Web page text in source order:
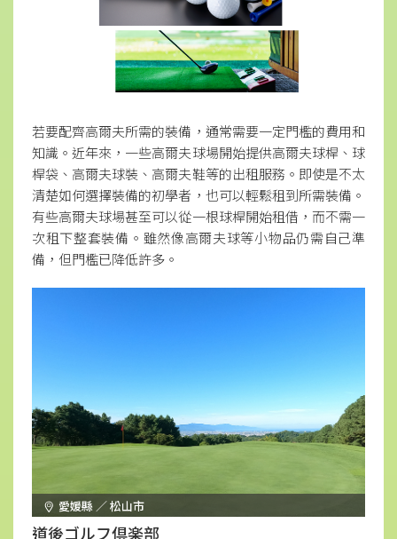
若要配齊高爾夫所需的裝備，通常需要一定門檻的費用和
知識。近年來，一些高爾夫球場開始提供高爾夫球桿、球
桿袋、高爾夫球裝、高爾夫鞋等的出租服務。即使是不太
清楚如何選擇裝備的初學者，也可以輕鬆租到所需裝備。
有些高爾夫球場甚至可以從一根球桿開始租借，而不需一
次租下整套裝備。雖然像高爾夫球等小物品仍需自己準
備，但門檻已降低許多。
愛媛縣 ／ 松山市
道後ゴルフ倶楽部